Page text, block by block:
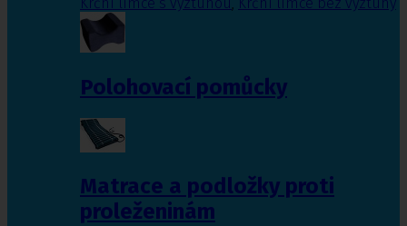
Polohovací pomůcky
Matrace a podložky proti
proleženinám